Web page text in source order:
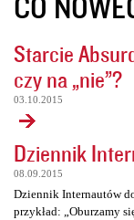
Starcie
czy na „nie”?
03.10.2015
Dziennik
08.09.2015
Dziennik Internautów
przykład: „Oburzamy